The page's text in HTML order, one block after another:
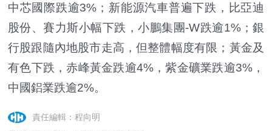
中芯國際跌逾3%；新能源汽車普遍下跌，比亞迪
股份、賽力斯小幅下跌，小鵬集團-W跌逾1%；銀
行股跟隨內地股市走高，但整體幅度有限；黃金及
有色下跌，赤峰黃金跌逾4%，紫金礦業跌逾3%，
中國鋁業跌逾2%。
責任編輯：程向明